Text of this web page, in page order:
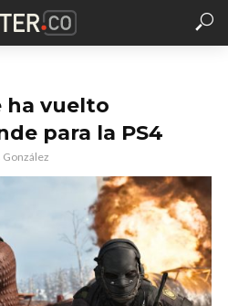
ha vuelto
para la PS4